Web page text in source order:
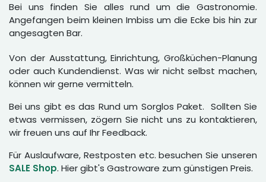
Bei uns finden Sie alles rund um die Gastronomie.
Angefangen beim kleinen Imbiss um die Ecke bis hin zur
angesagten Bar.
Von der Ausstattung, Einrichtung, Großküchen-Planung
oder auch Kundendienst. Was wir nicht selbst machen,
können wir gerne vermitteln.
Bei uns gibt es das Rund um Sorglos Paket. Sollten Sie
etwas vermissen, zögern Sie nicht uns zu kontaktieren,
wir freuen uns auf Ihr Feedback.
Für Auslaufware, Restposten etc. besuchen Sie unseren
SALE Shop. Hier gibt's Gastroware zum günstigen Preis.